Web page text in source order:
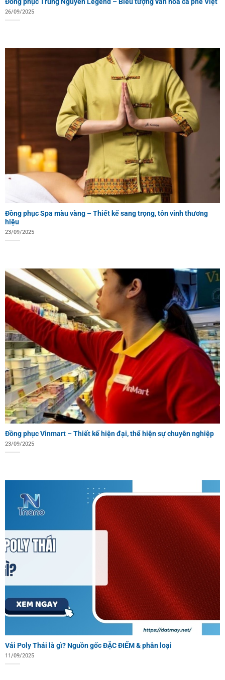
26/09/2025
Đồng phục Spa màu vàng – Thiết kế sang trọng, tôn vinh thương
hiệu
23/09/2025
Đồng phục Vinmart – Thiết kế hiện đại, thể hiện sự chuyên nghiệp
23/09/2025
Vải Poly Thái là gì? Nguồn gốc ĐẶC ĐIỂM & phân loại
11/09/2025